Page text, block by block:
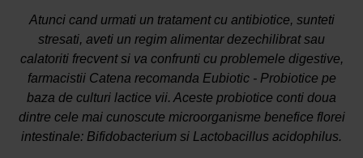
Atunci cand urmati un tratament cu antibiotice, sunteti
stresati, aveti un regim alimentar dezechilibrat sau
calatoriti frecvent si va confrunti cu problemele digestive,
farmacistii Catena recomanda Eubiotic - Probiotice pe
baza de culturi lactice vii. Aceste probiotice conti doua
dintre cele mai cunoscute microorganisme benefice florei
intestinale: Bifidobacterium si Lactobacillus acidophilus.